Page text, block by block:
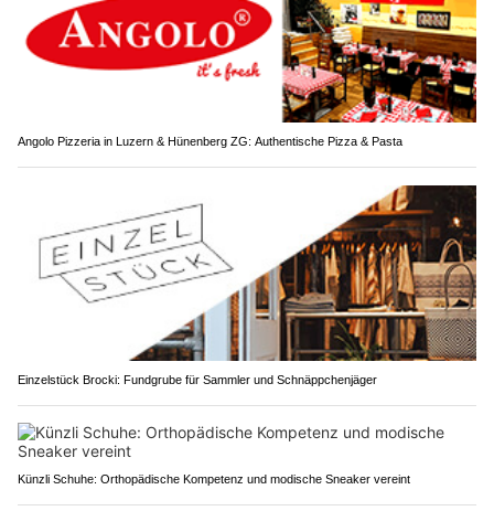
Angolo Pizzeria in Luzern & Hünenberg ZG: Authentische Pizza & Pasta
Einzelstück Brocki: Fundgrube für Sammler und Schnäppchenjäger
Künzli Schuhe: Orthopädische Kompetenz und modische Sneaker vereint